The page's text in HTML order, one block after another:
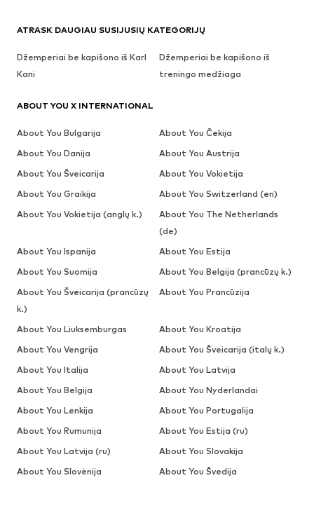
ATRASK DAUGIAU SUSIJUSIŲ KATEGORIJŲ
Džemperiai be kapišono iš Karl
Kani
Džemperiai be kapišono iš
treningo medžiaga
ABOUT YOU X INTERNATIONAL
About You Bulgarija
About You Čekija
About You Danija
About You Austrija
About You Šveicarija
About You Vokietija
About You Graikija
About You Switzerland (en)
About You Vokietija (anglų k.)
About You The Netherlands
(de)
About You Ispanija
About You Estija
About You Suomija
About You Belgija (prancūzų k.)
About You Šveicarija (prancūzų
k.)
About You Prancūzija
About You Liuksemburgas
About You Kroatija
About You Vengrija
About You Šveicarija (italų k.)
About You Italija
About You Latvija
About You Belgija
About You Nyderlandai
About You Lenkija
About You Portugalija
About You Rumunija
About You Estija (ru)
About You Latvija (ru)
About You Slovakija
About You Slovėnija
About You Švedija